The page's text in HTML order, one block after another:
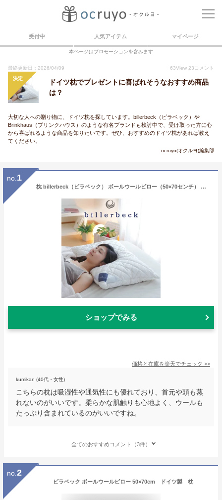
受付中 人気アイテム マイページ
本ページはプロモーションを含みます
最終更新日：2026/04/09 63View 23 コメント
決定
ドイツ枕でプレゼントに喜ばれそうなおすすめ商品
は？
大切な人への贈り物に、ドイツ枕を探しています。billerbeck（ビラベック）や
Brinkhaus（ブリンクハウス）のような有名ブランドも検討中で、受け取った方に心
から喜ばれるような商品を知りたいです。ぜひ、おすすめのドイツ枕があれば教え
てください。
ocruyo(オクルヨ)編集部
no. 1
枕 billerbeck（ビラベック） ボールウールピロー（50×70センチ） ウール（羊毛）素材の贅沢な枕 【送料無料】【ギフトラッピング】【羊毛枕 ウール ビラベック ドイツ 羊毛 羊毛寝具 まくら 吸湿 通気性 ピロー ギフト】 母の日 父の日
ショップでみる
価格と在庫を楽天でチェック >>
kumikan (40代・女性)
こちらの枕は吸湿性や通気性にも優れており、首元や頭も蒸
れないのがいいです。柔らかな肌触りも心地よく、ウールも
たっぷり含まれているのがいいですね。
全てのおすすめコメント（3件）
no. 2
ビラベック ボールウールピロー 50×70cm ドイツ製 枕